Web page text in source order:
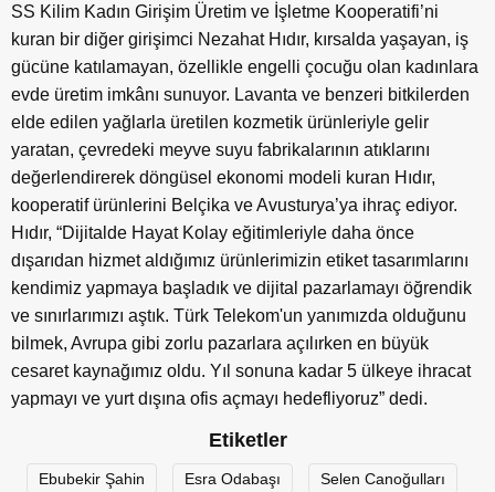
SS Kilim Kadın Girişim Üretim ve İşletme Kooperatifi’ni
kuran bir diğer girişimci Nezahat Hıdır, kırsalda yaşayan, iş
gücüne katılamayan, özellikle engelli çocuğu olan kadınlara
evde üretim imkânı sunuyor. Lavanta ve benzeri bitkilerden
elde edilen yağlarla üretilen kozmetik ürünleriyle gelir
yaratan, çevredeki meyve suyu fabrikalarının atıklarını
değerlendirerek döngüsel ekonomi modeli kuran Hıdır,
kooperatif ürünlerini Belçika ve Avusturya’ya ihraç ediyor.
Hıdır, “Dijitalde Hayat Kolay eğitimleriyle daha önce
dışarıdan hizmet aldığımız ürünlerimizin etiket tasarımlarını
kendimiz yapmaya başladık ve dijital pazarlamayı öğrendik
ve sınırlarımızı aştık. Türk Telekom'un yanımızda olduğunu
bilmek, Avrupa gibi zorlu pazarlara açılırken en büyük
cesaret kaynağımız oldu. Yıl sonuna kadar 5 ülkeye ihracat
yapmayı ve yurt dışına ofis açmayı hedefliyoruz” dedi.
Etiketler
Ebubekir Şahin Esra Odabaşı
Selen Canoğulları